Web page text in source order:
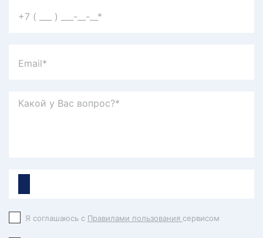
Я соглашаюсь с Правилами пользования сервисом